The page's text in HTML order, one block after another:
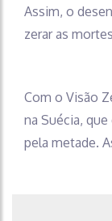
Assim, o
zerar as
Com o Visão
na Suécia,
pela metade.